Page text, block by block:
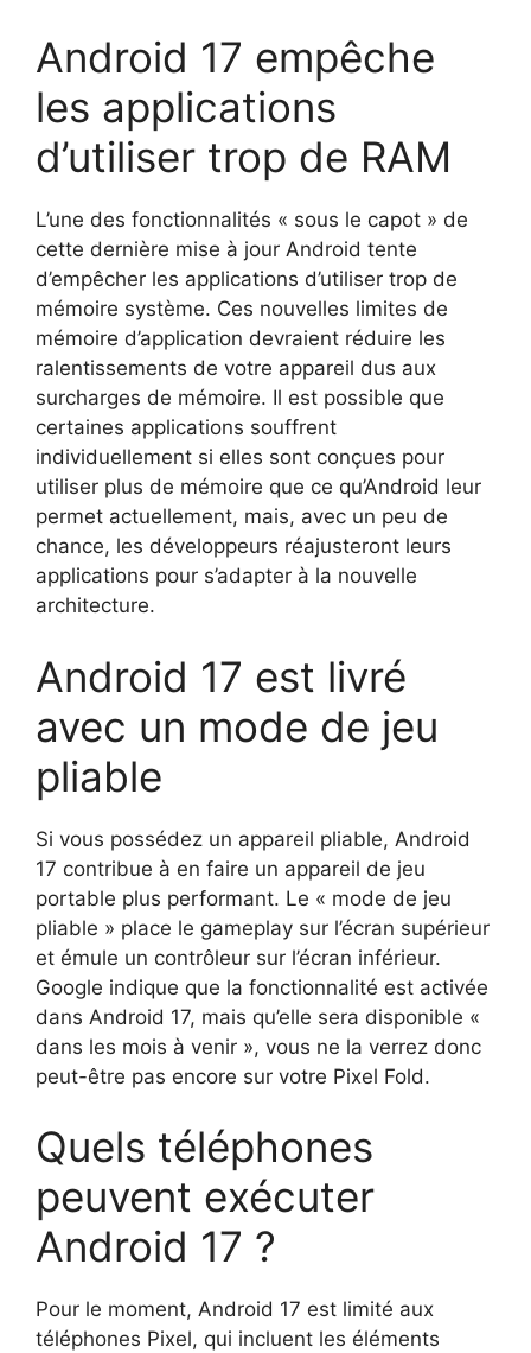
Android 17 empêche
les applications
d’utiliser trop de RAM
L’une des fonctionnalités « sous le capot » de
cette dernière mise à jour Android tente
d’empêcher les applications d’utiliser trop de
mémoire système. Ces nouvelles limites de
mémoire d’application devraient réduire les
ralentissements de votre appareil dus aux
surcharges de mémoire. Il est possible que
certaines applications souffrent
individuellement si elles sont conçues pour
utiliser plus de mémoire que ce qu’Android leur
permet actuellement, mais, avec un peu de
chance, les développeurs réajusteront leurs
applications pour s’adapter à la nouvelle
architecture.
Android 17 est livré
avec un mode de jeu
pliable
Si vous possédez un appareil pliable, Android
17 contribue à en faire un appareil de jeu
portable plus performant. Le « mode de jeu
pliable » place le gameplay sur l’écran supérieur
et émule un contrôleur sur l’écran inférieur.
Google indique que la fonctionnalité est activée
dans Android 17, mais qu’elle sera disponible «
dans les mois à venir », vous ne la verrez donc
peut-être pas encore sur votre Pixel Fold.
Quels téléphones
peuvent exécuter
Android 17 ?
Pour le moment, Android 17 est limité aux
téléphones Pixel, qui incluent les éléments